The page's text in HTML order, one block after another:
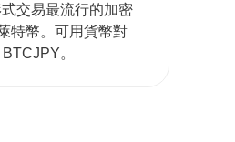
交易最流行的加密
特幣。可用貨幣對
。